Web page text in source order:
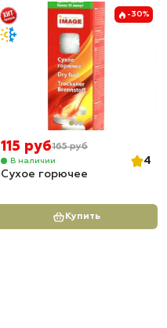
-30%
115 руб165 руб
В наличии
4
Сухое горючее
Купить